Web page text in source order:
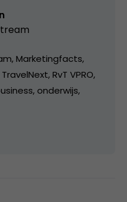
Marketingfacts,
RvT VPRO,
onderwijs,